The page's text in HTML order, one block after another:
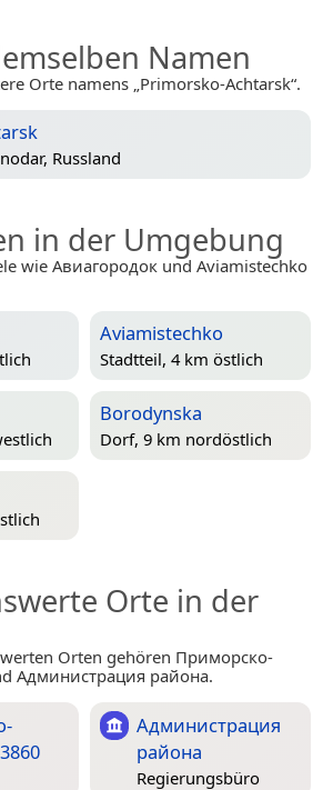
Namen
Orte namens „Primorsko-Achtarsk“.
Russland
in der Umgebung
wie Авиагородок und Aviamistechko
Aviamistechko
Stadtteil, 4 km östlich
Borodynska
Dorf, 9 km nordöstlich
Orte in der
Orten gehören Приморско-
Администрация района.
Администрация
района
Regierungsbüro